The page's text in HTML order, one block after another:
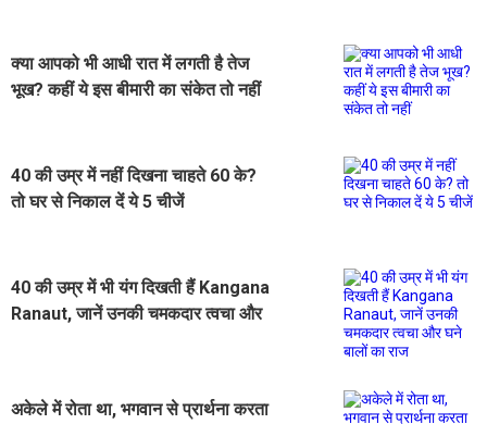
क्या आपको भी आधी रात में लगती है तेज
भूख? कहीं ये इस बीमारी का संकेत तो नहीं
40 की उम्र में नहीं दिखना चाहते 60 के?
तो घर से निकाल दें ये 5 चीजें
40 की उम्र में भी यंग दिखती हैं Kangana
Ranaut, जानें उनकी चमकदार त्वचा और
अकेले में रोता था, भगवान से प्रार्थना करता